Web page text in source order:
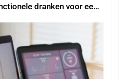
dranken voor een